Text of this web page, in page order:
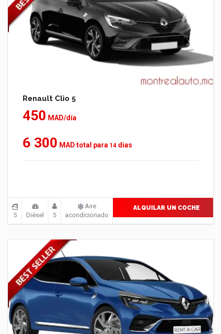
Renault Clio 5
450 MAD/día
6 300 MAD total para 14 dias
5 Diésel 5
Aire
acondicionado
ALQUILAR UN COCHE